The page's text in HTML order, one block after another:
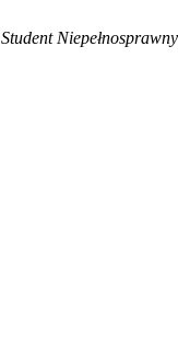
Student Niepełnosprawny